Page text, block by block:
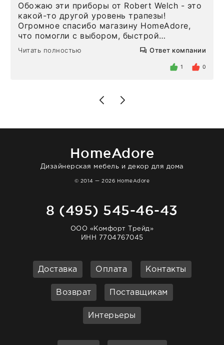
Обожаю эти приборы от Robert Welch - это
какой-то другой уровень трапезы!
Огромное спасибо магазину HomeAdore,
что помогли с выбором, быстрой
доставкой и высоким сервисом. Один раз
была здесь лично, забирала чайные ложки,
внутри очень много антикварной посуды,
Позже заказывала остальные приборы -
доставили сдэком на следующий день к
отвечает очень быстро. Взаимодействием
Читать полностью Ответ компании
1 0
HomeAdore
Дизайнерская мебель и декор для дома
© 2014 — 2026 HomeAdore
8 (495) 545-46-43
ООО «Комфорт Трейд»
ИНН 7704767045
Доставка Оплата Контакты
Возврат Поставщикам
Интерьеры